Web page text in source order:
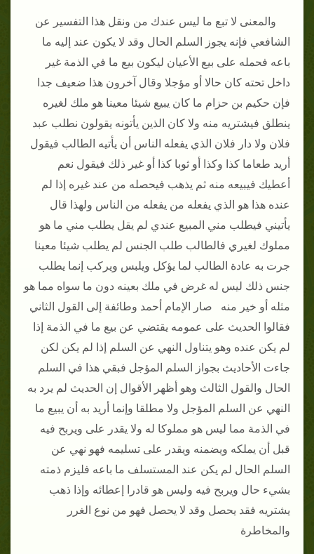
والمعنى لا تبع ما ليس عندك من ونقل هذا التفسير عن
الشافعي فإنه يجوز السلم الحال وقد لا يكون عند إليه ما
باعه فحمله على بيع الأعيان ليكون بيع ما في الذمة غير
داخل تحته كان حالا أو مؤجلا وقال آخرون هذا ضعيف جدا
فإن حكيم بن حزام ما كان يبيع شيئا معينا هو ملك لغيره
ينطلق فيشتريه منه ولا كان الذين يأتونه يقولون نطلب عبد
فلان ولا دار فلان الذي يفعله الناس أن يأتيه الطالب فيقول
أريد طعاما كذا وكذا أو ثوبا كذا أو غير ذلك فيقول نعم
أعطيك فيبيعه منه ثم يذهب فيحصله من عند غيره إذا لم
عنده هذا هو الذي يفعله من يفعله من الناس ولهذا قال
يأتيني فيطلب مني المبيع عندي لم يقل يطلب مني ما هو
مملوك لغيري فالطالب طلب الجنس لم يطلب شيئا معينا
جرت به عادة الطالب لما يؤكل ويلبس ويركب إنما يطلب
جنس ذلك ليس له غرض في ملك بعينه دون ما سواه مما هو
مثله أو خير منه صار الإمام أحمد وطائفة إلى القول الثاني
فقالوا الحديث على عمومه يقتضي عن بيع ما في الذمة إذا
لم يكن عنده وهو يتناول النهي عن السلم إذا لم يكن لكن
جاءت الأحاديث بجواز السلم المؤجل فبقي هذا في السلم
الحال والقول الثالث وهو أظهر الأقوال إن الحديث لم يرد به
النهي عن السلم المؤجل ولا مطلقا وإنما أريد به أن يبيع ما
في الذمة مما ليس هو مملوكا له ولا يقدر على ويربح فيه
قبل أن يملكه ويضمنه ويقدر على تسليمه فهو نهي عن
السلم الحال لم يكن عند المستسلف ما باعه فليزم ذمته
بشيء حال ويربح فيه وليس هو قادرا إعطائه وإذا ذهب
يشتريه فقد يحصل وقد لا يحصل فهو من نوع الغرر
والمخاطرة